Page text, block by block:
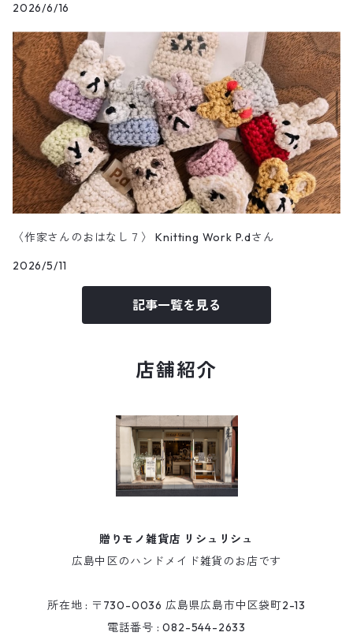
2026/6/16
〈作家さんのおはなし７〉 Knitting Work P.dさん
2026/5/11
記事一覧を見る
店舗紹介
贈りモノ雑貨店 リシュリシュ
広島中区のハンドメイド雑貨のお店です
所在地 : 〒730-0036 広島県広島市中区袋町2-13
電話番号 : 082-544-2633